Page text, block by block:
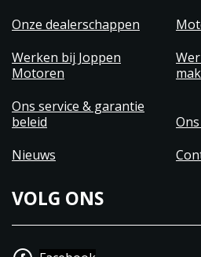
Onze dealerschappen
Werken bij Joppen
Motoren
Ons service & garantie
beleid
Nieuws
VOLG ONS